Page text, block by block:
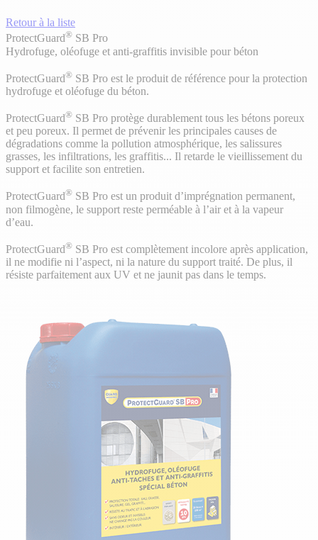
Retour à la liste
ProtectGuard® SB Pro
Hydrofuge, oléofuge et anti-graffitis invisible pour béton
ProtectGuard® SB Pro est le produit de référence pour la protection
hydrofuge et oléofuge du béton.
ProtectGuard® SB Pro protège durablement tous les bétons poreux
et peu poreux. Il permet de prévenir les principales causes de
dégradations comme la pollution atmosphérique, les salissures
grasses, les infiltrations, les graffitis... Il retarde le vieillissement du
support et facilite son entretien.
ProtectGuard® SB Pro est un produit d’imprégnation permanent,
non filmogène, le support reste perméable à l’air et à la vapeur
d’eau.
ProtectGuard® SB Pro est complètement incolore après application,
il ne modifie ni l’aspect, ni la nature du support traité. De plus, il
résiste parfaitement aux UV et ne jaunit pas dans le temps.